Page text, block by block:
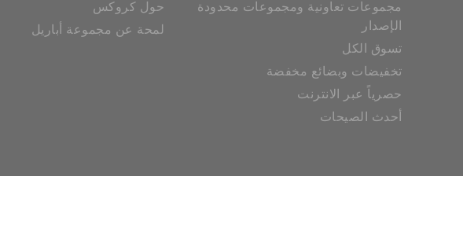
مجموعات تعاونية ومجموعات محدودة
الإصدار
تسوق الكل
تخفيضات وبضائع مخفضة
حصرياً عبر الانترنت
أحدث الصيحات
حول كروكس
لمحة عن مجموعة أباريل